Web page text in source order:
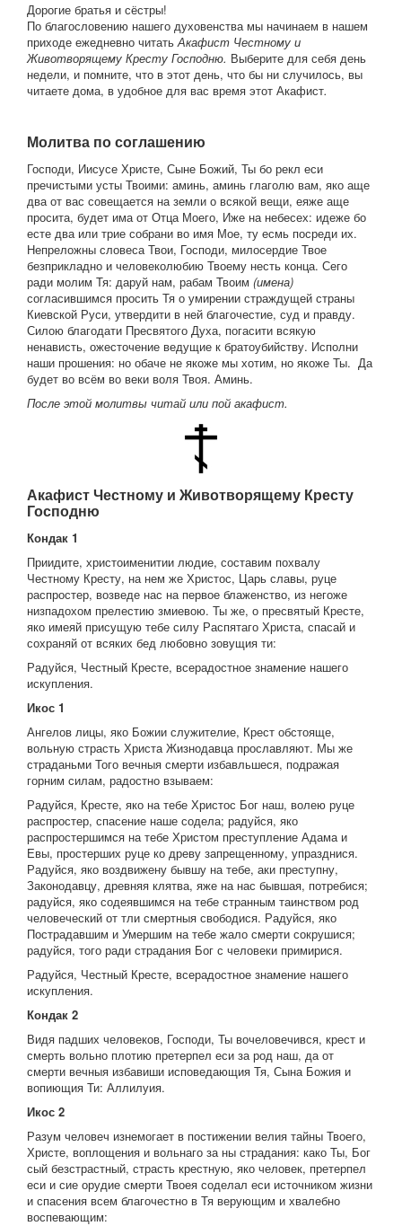
Дорогие братья и сёстры!
По благословению нашего духовенства мы начинаем в нашем
приходе ежедневно читатьАкафист Честному и
Животворящему Кресту Господню. Выберите для себя день
недели, и помните, что в этот день, что бы ни случилось, вы
читаете дома, в удобное для вас время этот Акафист.
Молитва по соглашению
Господи, Иисусе Христе, Сыне Божий, Ты бо рекл еси
пречистыми усты Твоими: аминь, аминь глаголю вам, яко аще
два от вас совещается на земли о всякой вещи, еяже аще
просита, будет има от Отца Моего, Иже на небесех: идеже бо
есте два или трие собрани во имя Мое, ту есмь посреди их.
Непреложны словеса Твои, Господи, милосердие Твое
безприкладно и человеколюбию Твоему несть конца. Сего
ради молим Тя: даруй нам, рабам Твоим (имена)
согласившимся просить Тя о умирении страждущей страны
Киевской Руси, утвердити в ней благочестие, суд и правду.
Силою благодати Пресвятого Духа, погасити всякую
ненависть, ожесточение ведущие к братоубийству. Исполни
наши прошения: но обаче не якоже мы хотим, но якоже Ты. Да
будет во всём во веки воля Твоя. Аминь.
После этой молитвы читай или пой акафист.
Акафист Честному и Животворящему Кресту
Господню
Кондак 1
Приидите, христоименитии людие, составим похвалу
Честному Кресту, на нем же Христос, Царь славы, руце
распростер, возведе нас на первое блаженство, из негоже
низпадохом прелестию змиевою. Ты же, о пресвятый Кресте,
яко имеяй присущую тебе силу Распятаго Христа, спасай и
сохраняй от всяких бед любовно зовущия ти:
Радуйся, Честный Кресте, всерадостное знамение нашего
искупления.
Икос 1
Ангелов лицы, яко Божии служителие, Крест обстояще,
вольную страсть Христа Жизнодавца прославляют. Мы же
страданьми Того вечныя смерти избавльшеся, подражая
горним силам, радостно взываем:
Радуйся, Кресте, яко на тебе Христос Бог наш, волею руце
распростер, спасение наше содела; радуйся, яко
распростершимся на тебе Христом преступление Адама и
Евы, простерших руце ко древу запрещенному, упразднися.
Радуйся, яко воздвижену бывшу на тебе, аки преступну,
Законодавцу, древняя клятва, яже на нас бывшая, потребися;
радуйся, яко содеявшимся на тебе странным таинством род
человеческий от тли смертныя свободися. Радуйся, яко
Пострадавшим и Умершим на тебе жало смерти сокрушися;
радуйся, того ради страдания Бог с человеки примирися.
Радуйся, Честный Кресте, всерадостное знамение нашего
искупления.
Кондак 2
Видя падших человеков, Господи, Ты вочеловечився, крест и
смерть вольно плотию претерпел еси за род наш, да от
смерти вечныя избавиши исповедающия Тя, Сына Божия и
вопиющия Ти: Аллилуия.
Икос 2
Разум человеч изнемогает в постижении велия тайны Твоего,
Христе, воплощения и вольнаго за ны страдания: како Ты, Бог
сый безстрастный, страсть крестную, яко человек, претерпел
еси и сие орудие смерти Твоея соделал еси источником жизни
и спасения всем благочестно в Тя верующим и хвалебно
воспевающим: